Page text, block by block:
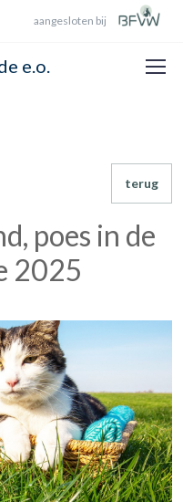
aangesloten bij
e.o.
terug
poes in de
2025